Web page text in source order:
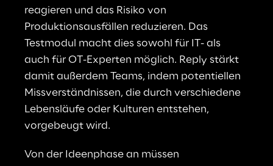
reagieren und das Risiko von
Produktionsausfällen reduzieren. Das
Testmodul macht dies sowohl für IT- als
auch für OT-Experten möglich. Reply stärkt
damit außerdem Teams, indem potentiellen
Missverständnissen, die durch verschiedene
Lebensläufe oder Kulturen entstehen,
vorgebeugt wird.
Von der Ideenphase an müssen